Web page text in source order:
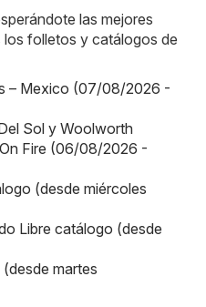
las mejores
folletos y catálogos de
– Mexico (07/08/2026 -
Sol y Woolworth
Fire (06/08/2026 -
(desde miércoles
Libre catálogo (desde
martes